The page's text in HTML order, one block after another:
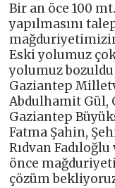
Bir an öce 100
yapılmasını
Eski yolumuz
yolumuz
Gaziantep
Abdulhamit Gül,
Gaziantep
Fatma Şahin,
Rıdvan
önce
çözüm